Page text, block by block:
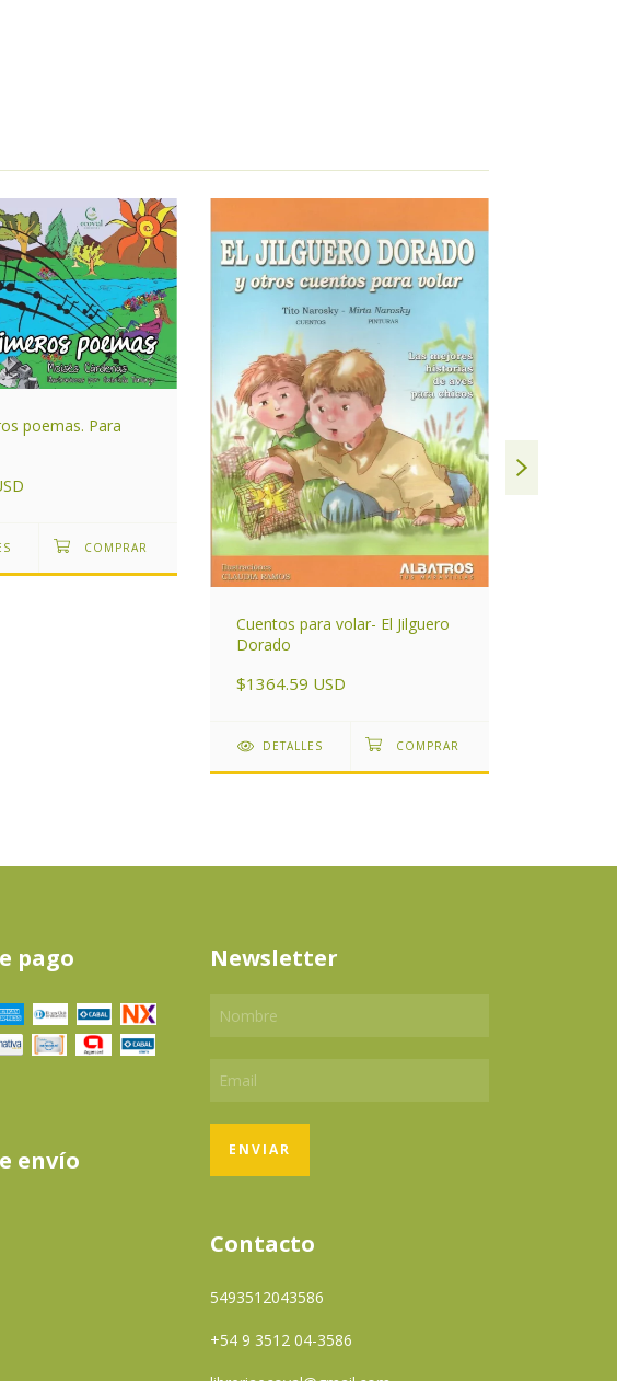
poemas. Para
Cuentos para volar- El Jilguero
Dorado
$1364.59 USD
DETALLES
pago
envío
Newsletter
Contacto
5493512043586
+54 9 3512 04-3586